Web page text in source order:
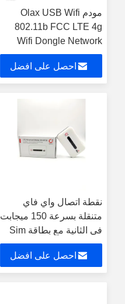
مودم Olax USB Wifi
802.11b FCC LTE 4g
Wifi Dongle Network
Card
احصل على افضل
نقطة اتصال واي فاي
متنقلة بسرعة 150 ميجابت
في الثانية مع بطاقة Sim
RoHS CE
احصل على افضل